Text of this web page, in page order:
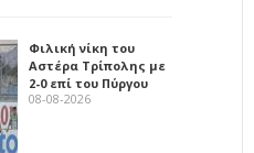
Φιλική νίκη του
Αστέρα Τρίπολης με
2-0 επί του Πύργου
08-08-2026